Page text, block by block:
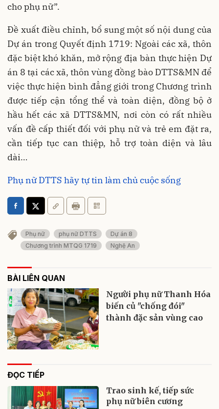
cho phụ nữ”.
Đề xuất điều chỉnh, bổ sung một số nội dung của
Dự án trong Quyết định 1719: Ngoài các xã, thôn
đặc biệt khó khăn, mở rộng địa bàn thực hiện Dự
án 8 tại các xã, thôn vùng đồng bào DTTS&MN để
việc thực hiện bình đẳng giới trong Chương trình
được tiếp cận tổng thể và toàn diện, đồng bộ ở
hầu hết các xã DTTS&MN, nơi còn có rất nhiều
vấn đề cấp thiết đối với phụ nữ và trẻ em đặt ra,
cần tiếp tục can thiệp, hỗ trợ toàn diện và lâu
dài…
Phụ nữ DTTS hãy tự tin làm chủ cuộc sống
Phụ nữ phụ nữ DTTS
Dự án 8
Chương trình MTQG 1719
Nghệ An
BÀI LIÊN QUAN
Người phụ nữ Thanh Hóa
biến củ "chống đói"
thành đặc sản vùng cao
ĐỌC TIẾP
Trao sinh kế, tiếp sức
phụ nữ biên cương